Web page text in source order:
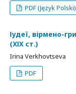
PDF (Język Polski)
Іудеї, вірмено-
(ХІХ ст.)
Irina Verkhovtseva
PDF